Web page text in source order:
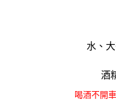
水、
酒
喝酒不開